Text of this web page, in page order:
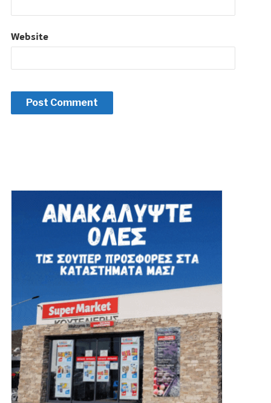
Website